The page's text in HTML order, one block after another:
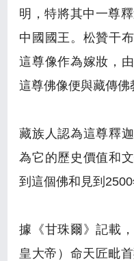
明，特將其中一尊
中國國王。松贊干
這尊像作為嫁妝，
這尊佛像便與藏傳佛
藏族人認為這尊釋
為它的歷史價值和
到這個佛和見到
據《甘珠爾》記載
皇大帝）命天匠毗